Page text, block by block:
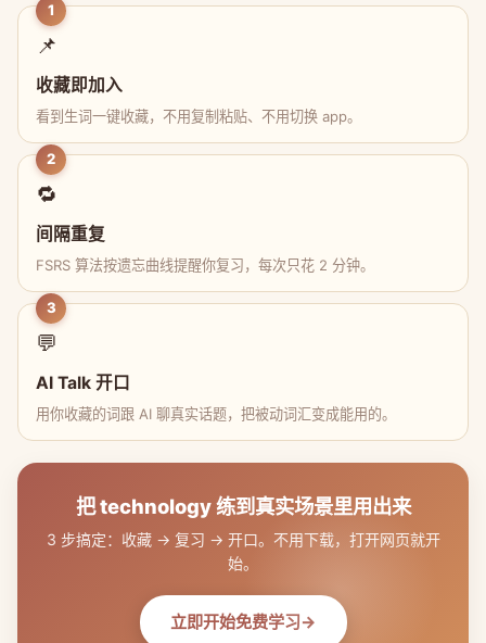
1
📌
收藏即加入
看到生词一键收藏，不用复制粘贴、不用切换 app。
2
🔁
间隔重复
FSRS 算法按遗忘曲线提醒你复习，每次只花 2 分钟。
3
💬
AI Talk 开口
用你收藏的词跟 AI 聊真实话题，把被动词汇变成能用的。
把 technology 练到真实场景里用出来
3 步搞定：收藏 → 复习 → 开口。不用下载，打开网页就开
始。
立即开始免费学习